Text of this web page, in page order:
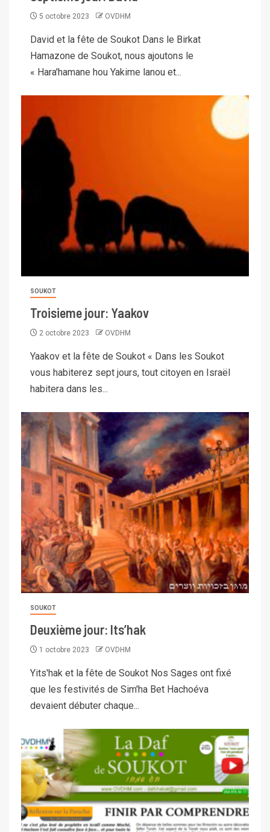
5 octobre 2023 OVDHM
David et la fête de Soukot Dans le Birkat
Hamazone de Soukot, nous ajoutons le
« Hara'hamane hou Yakime lanou et...
SOUKOT
Troisieme jour: Yaakov
2 octobre 2023 OVDHM
Yaakov et la fête de Soukot « Dans les Soukot
vous habiterez sept jours, tout citoyen en Israël
habitera dans les...
SOUKOT
Deuxième jour: Its’hak
1 octobre 2023 OVDHM
Yits'hak et la fête de Soukot Nos Sages ont fixé
que les festivités de Sim'ha Bet Hachoéva
devaient débuter chaque...